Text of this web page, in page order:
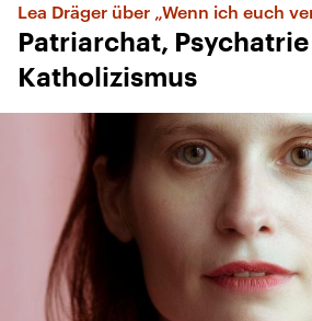
Lea Dräger über „Wenn ich euch
Patriarchat, Psychatrie
Katholizismus